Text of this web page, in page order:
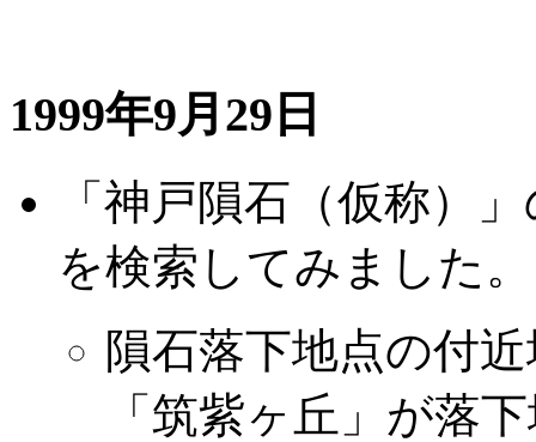
1999年9月29日
「神戸隕石（仮称）
を検索してみました。
隕石落下地点の付
「筑紫ヶ丘」が落